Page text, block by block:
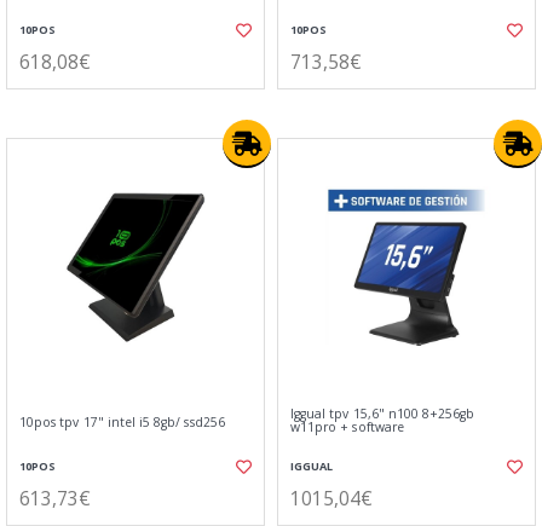
10POS
618,08€
10POS
713,58€
10pos tpv 17" intel i5 8gb/ ssd256
10POS
613,73€
Iggual tpv 15,6" n100 8+256gb
w11pro + software
IGGUAL
1015,04€